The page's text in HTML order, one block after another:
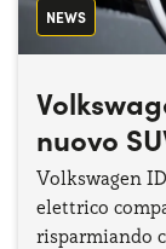
NEWS
nuovo
Volkswagen
elettrico
risparmiando